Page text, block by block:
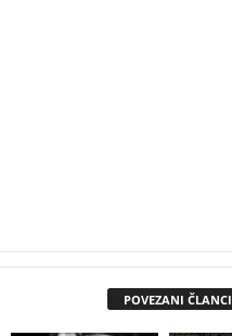
POVEZANI ČLANCI